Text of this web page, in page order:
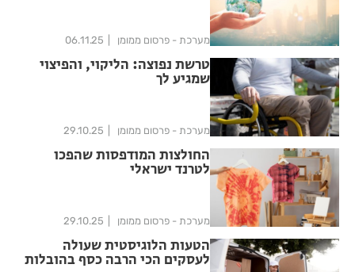
מערכת - פרסום ממומן 06.11.25
טרשת נפוצה: הליקוי, והפיצוי
שמגיע לך
מערכת - פרסום ממומן 29.10.25
החולצות המודפסות שהפכו
לטרנד ישראלי
מערכת - פרסום ממומן 29.10.25
הטעות הלוגיסטית שעולה
לעסקים הכי הרבה כסף בהובלות